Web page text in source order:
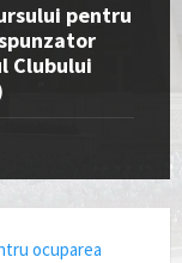
pentru
Clubului
ocuparea